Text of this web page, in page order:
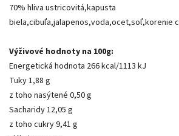
70% hliva ustricovitá,kapusta
biela,cibuľa,jalapenos,voda,ocet,soľ,korenie
Výživové hodnoty na 100g:
Energetická hodnota 266 kcal/1113 kJ
Tuky 1,88 g
z toho nasýtené 0,50 g
Sacharidy 12,05 g
z toho cukry 9,41 g